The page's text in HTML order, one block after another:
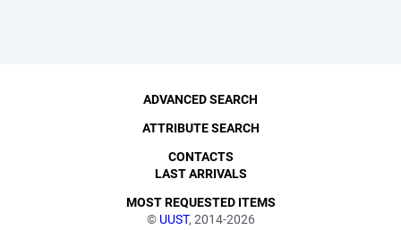
© UUST, 2014-2026
ADVANCED SEARCH
ATTRIBUTE SEARCH
CONTACTS
LAST ARRIVALS
MOST REQUESTED ITEMS